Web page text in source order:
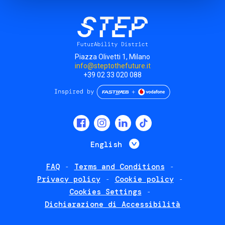
Piazza Olivetti 1, Milano
info@steptothefuture.it
+39 02 33 020 088
English List additional
FAQ
Terms and Conditions
Privacy policy
Cookie policy
Cookies Settings
Dichiarazione di Accessibilità